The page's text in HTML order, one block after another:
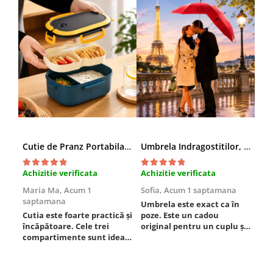
Cutie de Pranz Portabila cu Compartimente
Achizitie verificata
Maria Ma, Acum 1
saptamana
Cutia este foarte practică și
încăpătoare. Cele trei
compartimente sunt ideale
Umbrela Indragostitilor, Inima rosie
Achizitie verificata
Sofia, Acum 1 saptamana
Umbrela este exact ca în
poze. Este un cadou
original pentru un cuplu și